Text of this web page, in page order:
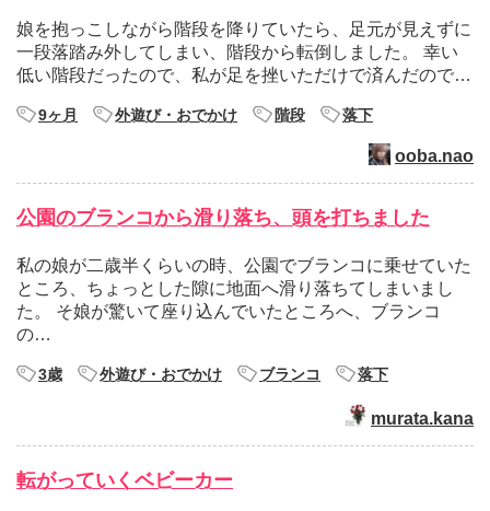
娘を抱っこしながら階段を降りていたら、足元が見えずに
一段落踏み外してしまい、階段から転倒しました。 幸い
低い階段だったので、私が足を挫いただけで済んだので…
9ヶ月 外遊び・おでかけ 階段 落下
ooba.nao
公園のブランコから滑り落ち、頭を打ちました
私の娘が二歳半くらいの時、公園でブランコに乗せていた
ところ、ちょっとした隙に地面へ滑り落ちてしまいまし
た。 そ娘が驚いて座り込んでいたところへ、ブランコ
の…
3歳 外遊び・おでかけ ブランコ 落下
murata.kana
転がっていくベビーカー